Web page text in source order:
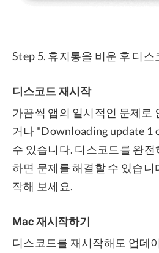
Step 5. 휴지통을 비운 후 디
디스코드 재시작
가끔씩 앱의 일시적인 문제로
거나 "Downloading update 1
수 있습니다. 디스코드를 완
하면 문제를 해결할 수 있습니
작해 보세요.
Mac 재시작하기
디스코드를 재시작해도 업데